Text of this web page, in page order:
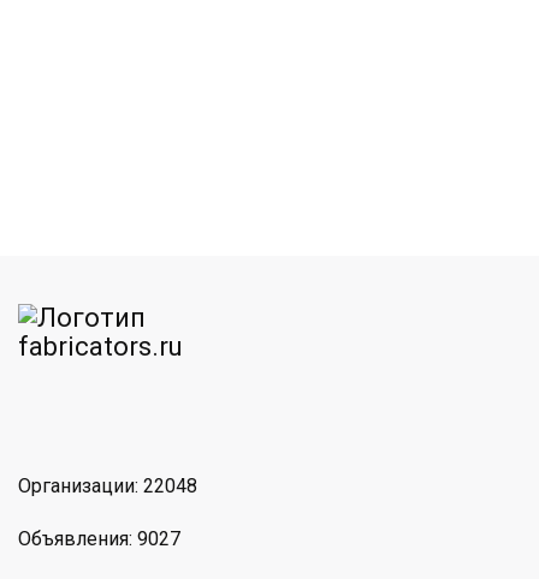
Организации: 22048
Объявления: 9027